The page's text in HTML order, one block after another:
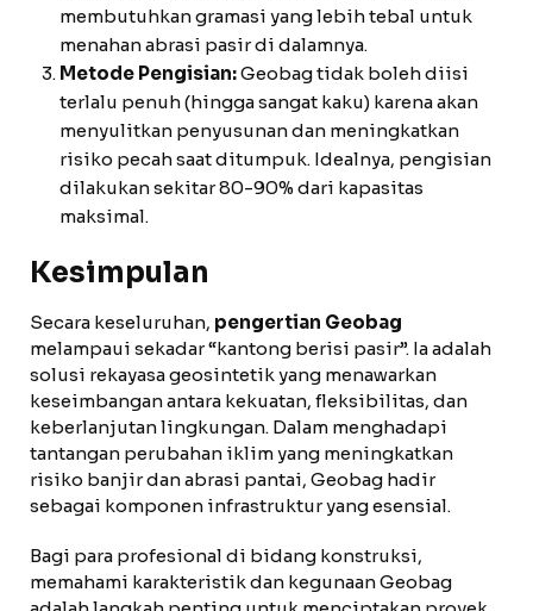
membutuhkan gramasi yang lebih tebal untuk
menahan abrasi pasir di dalamnya.
Metode Pengisian:Geobag tidak boleh diisi
terlalu penuh (hingga sangat kaku) karena akan
menyulitkan penyusunan dan meningkatkan
risiko pecah saat ditumpuk. Idealnya, pengisian
dilakukan sekitar 80-90% dari kapasitas
maksimal.
Kesimpulan
Secara keseluruhan, pengertian Geobag
melampaui sekadar “kantong berisi pasir”. Ia adalah
solusi rekayasa geosintetik yang menawarkan
keseimbangan antara kekuatan, fleksibilitas, dan
keberlanjutan lingkungan. Dalam menghadapi
tantangan perubahan iklim yang meningkatkan
risiko banjir dan abrasi pantai, Geobag hadir
sebagai komponen infrastruktur yang esensial.
Bagi para profesional di bidang konstruksi,
memahami karakteristik dan kegunaan Geobag